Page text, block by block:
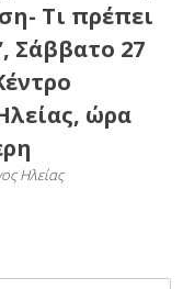
Τι πρέπει
Σάββατο 27
ώρα
Ηλείας